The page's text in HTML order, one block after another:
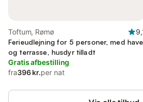
Toftum, Rømø
Ferieudlejning for 5 personer, med have
og terrasse, husdyr tilladt
Gratis afbestilling
fra396 kr.per nat